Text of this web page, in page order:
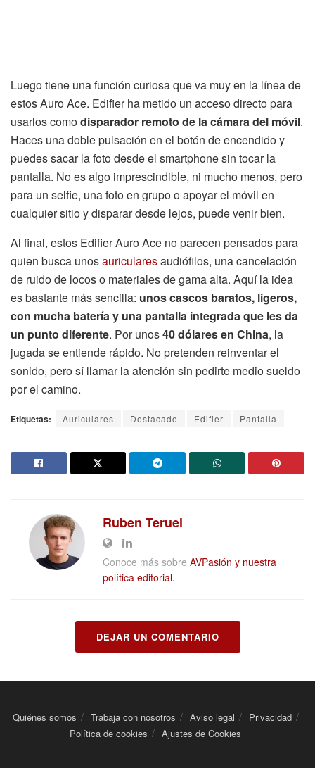
Luego tiene una función curiosa que va muy en la línea de
estos Auro Ace. Edifier ha metido un acceso directo para
usarlos comodisparador remoto de la cámara del móvil.
Haces una doble pulsación en el botón de encendido y
puedes sacar la foto desde el smartphone sin tocar la
pantalla. No es algo imprescindible, ni mucho menos, pero
para un selfie, una foto en grupo o apoyar el móvil en
cualquier sitio y disparar desde lejos, puede venir bien.
Al final, estos Edifier Auro Ace no parecen pensados para
quien busca unosauricularesaudiófilos, una cancelación
de ruido de locos o materiales de gama alta. Aquí la idea
es bastante más sencilla: unos cascos baratos, ligeros,
con mucha batería y una pantalla integrada que les da
un punto diferente. Por unos40 dólares en China, la
jugada se entiende rápido. No pretenden reinventar el
sonido, pero sí llamar la atención sin pedirte medio sueldo
por el camino.
Etiquetas: Auriculares Destacado Edifier Pantalla
Ruben Teruel
Conoce más sobre AVPasión y nuestra
política editorial.
DEJAR UN COMENTARIO
Quiénes somos Trabaja con nosotros Aviso legal
Privacidad
Política de cookies
Ajustes de Cookies